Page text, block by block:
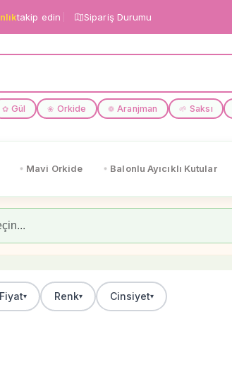
takip edin Sipariş Durumu
✿ Gül ❀ Orkide ❁ Aranjman 🌱 Saksı
Mavi Orkide Balonlu Ayıcıklı Kutular
Fiyat▾ Renk▾ Cinsiyet▾